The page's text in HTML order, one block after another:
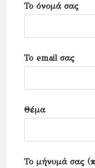
Το όνομά σας
Το email σας
Θέμα
Το μήνυμά σας